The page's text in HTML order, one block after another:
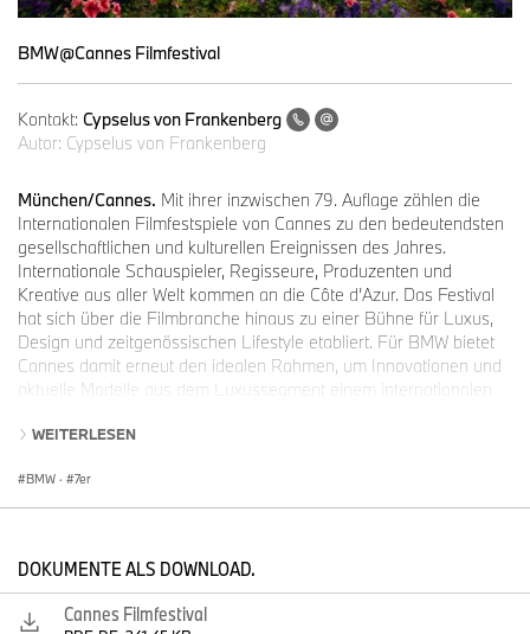
BMW@Cannes Filmfestival
Kontakt: Cypselus von Frankenberg
Autor: Cypselus von Frankenberg
München/Cannes. Mit ihrer inzwischen 79. Auflage zählen die
Internationalen Filmfestspiele von Cannes zu den bedeutendsten
gesellschaftlichen und kulturellen Ereignissen des Jahres.
Internationale Schauspieler, Regisseure, Produzenten und
Kreative aus aller Welt kommen an die Côte d’Azur. Das Festival
hat sich über die Filmbranche hinaus zu einer Bühne für Luxus,
Design und zeitgenössischen Lifestyle etabliert. Für BMW bietet
Cannes damit erneut den idealen Rahmen, um Innovationen und
aktuelle Modelle aus dem Luxussegment einem internationalen
als 150 Fahrzeuge. Dazu gehören unter anderem die
vollelektrischen Modelle BMW i7 und BMW iX sowie der BMW XM
Premium-Mobilität.
Die Filmfestspiele in Cannes als perfekte Bühne für das neue BMW
WEITERLESEN
BMW · 7er
DOKUMENTE ALS DOWNLOAD.
Cannes Filmfestival